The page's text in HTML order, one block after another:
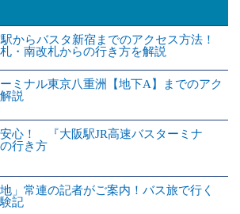
からバスタ新宿までのアクセス方法！
・南改札からの行き方を解説
ミナル東京八重洲【地下A】までのアク
説
心！ 『大阪駅JR高速バスターミナ
行き方
地」常連の記者がご案内！バス旅で行く
記